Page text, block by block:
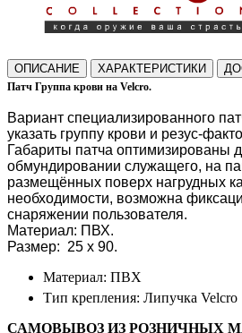
ОПИСАНИЕ ХАРАКТЕРИСТИКИ
Патч Группа крови на Velcro.
Вариант специализированного
указать группу крови и резус-
Габариты патча оптимизированы
обмундировании служащего, на
размещённых поверх нагрудных
необходимости, возможна
снаряжении пользователя.
Материал: ПВХ.
Размер: 25 х 90.
Материал: ПВХ
Тип крепления: Липучка Velcro
САМОВЫВОЗ ИЗ РОЗНИЧНЫХ